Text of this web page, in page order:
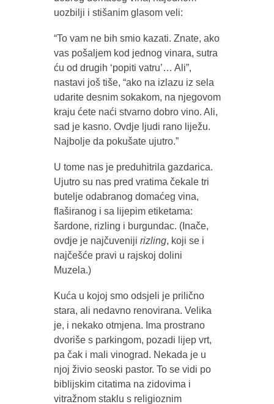
uozbilji i stišanim glasom veli:
“To vam ne bih smio kazati. Znate, ako
vas pošaljem kod jednog vinara, sutra
ću od drugih ‘popiti vatru’… Ali”,
nastavi još tiše, “ako na izlazu iz sela
udarite desnim sokakom, na njegovom
kraju ćete naći stvarno dobro vino. Ali,
sad je kasno. Ovdje ljudi rano liježu.
Najbolje da pokušate ujutro.”
U tome nas je preduhitrila gazdarica.
Ujutro su nas pred vratima čekale tri
butelje odabranog domaćeg vina,
flaširanog i sa lijepim etiketama:
šardone, rizling i burgundac. (Inače,
ovdje je najčuveniji rizling, koji se i
najčešće pravi u rajskoj dolini
Muzela.)
Kuća u kojoj smo odsjeli je prilično
stara, ali nedavno renovirana. Velika
je, i nekako otmjena. Ima prostrano
dvoriše s parkingom, pozadi lijep vrt,
pa čak i mali vinograd. Nekada je u
njoj živio seoski pastor. To se vidi po
biblijskim citatima na zidovima i
vitražnom staklu s religioznim